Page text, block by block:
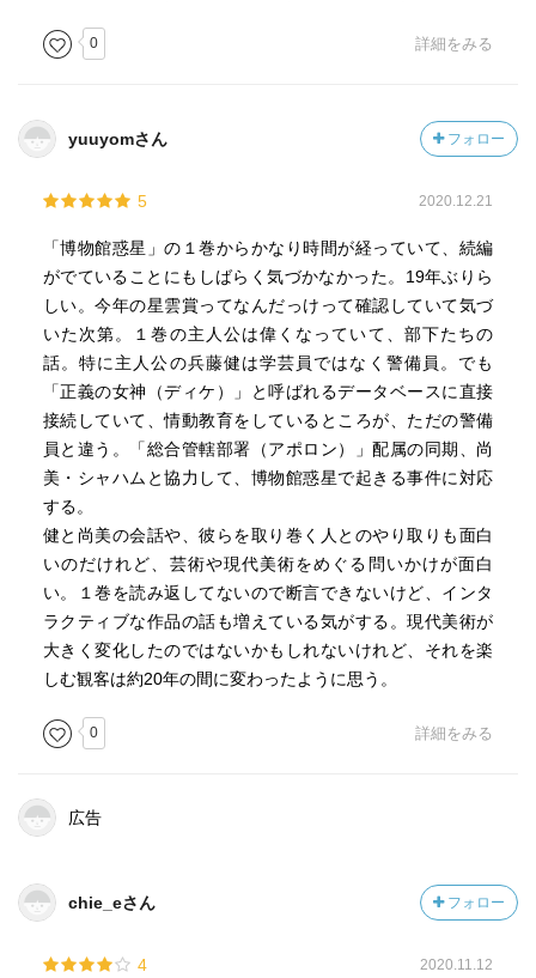
0 詳細をみる
yuuyomさん フォロー
5 2020.12.21
「博物館惑星」の１巻からかなり時間が経っていて、続編
がでていることにもしばらく気づかなかった。19年ぶりら
しい。今年の星雲賞ってなんだっけって確認していて気づ
いた次第。１巻の主人公は偉くなっていて、部下たちの
話。特に主人公の兵藤健は学芸員ではなく警備員。でも
「正義の女神（ディケ）」と呼ばれるデータベースに直接
接続していて、情動教育をしているところが、ただの警備
員と違う。「総合管轄部署（アポロン）」配属の同期、尚
美・シャハムと協力して、博物館惑星で起きる事件に対応
する。
健と尚美の会話や、彼らを取り巻く人とのやり取りも面白
いのだけれど、芸術や現代美術をめぐる問いかけが面白
い。１巻を読み返してないので断言できないけど、インタ
ラクティブな作品の話も増えている気がする。現代美術が
大きく変化したのではないかもしれないけれど、それを楽
しむ観客は約20年の間に変わったように思う。
0 詳細をみる
広告
chie_eさん フォロー
4 2020.11.12